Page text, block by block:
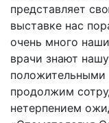
представляет
выставке нас
очень много
врачи знают
положительными
продолжим
нетерпением